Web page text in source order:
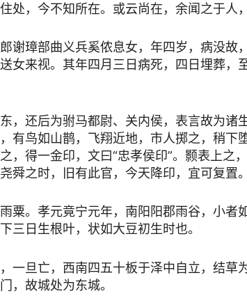
处，今不知所在。或云尚在，余闻之于人
谢璋部曲义兵奚侬息女，年四岁，病没故
女来视。其年四月三日病死，四日埋葬，
，还后为驸马都尉、关内侯，表言故为诸
有鸟如山鹊，飞翔近地，市人掷之，稍下
，得一金印，文曰“忠孝侯印”。颢表上之
舜之时，旧有此官，今天降印，宜可复置。
粟。孝元竟宁元年，南阳阳郡雨谷，小者
三日生根叶，状如大豆初生时也。
一旦亡，西南四五十板于泽中自立，结草
，故城处为东城。